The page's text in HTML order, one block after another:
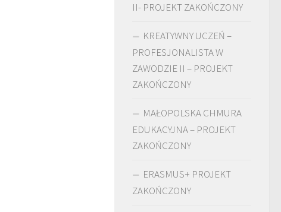
II- PROJEKT ZAKOŃCZONY
KREATYWNY UCZEŃ –
PROFESJONALISTA W
ZAWODZIE II – PROJEKT
ZAKOŃCZONY
MAŁOPOLSKA CHMURA
EDUKACYJNA – PROJEKT
ZAKOŃCZONY
ERASMUS+ PROJEKT
ZAKOŃCZONY